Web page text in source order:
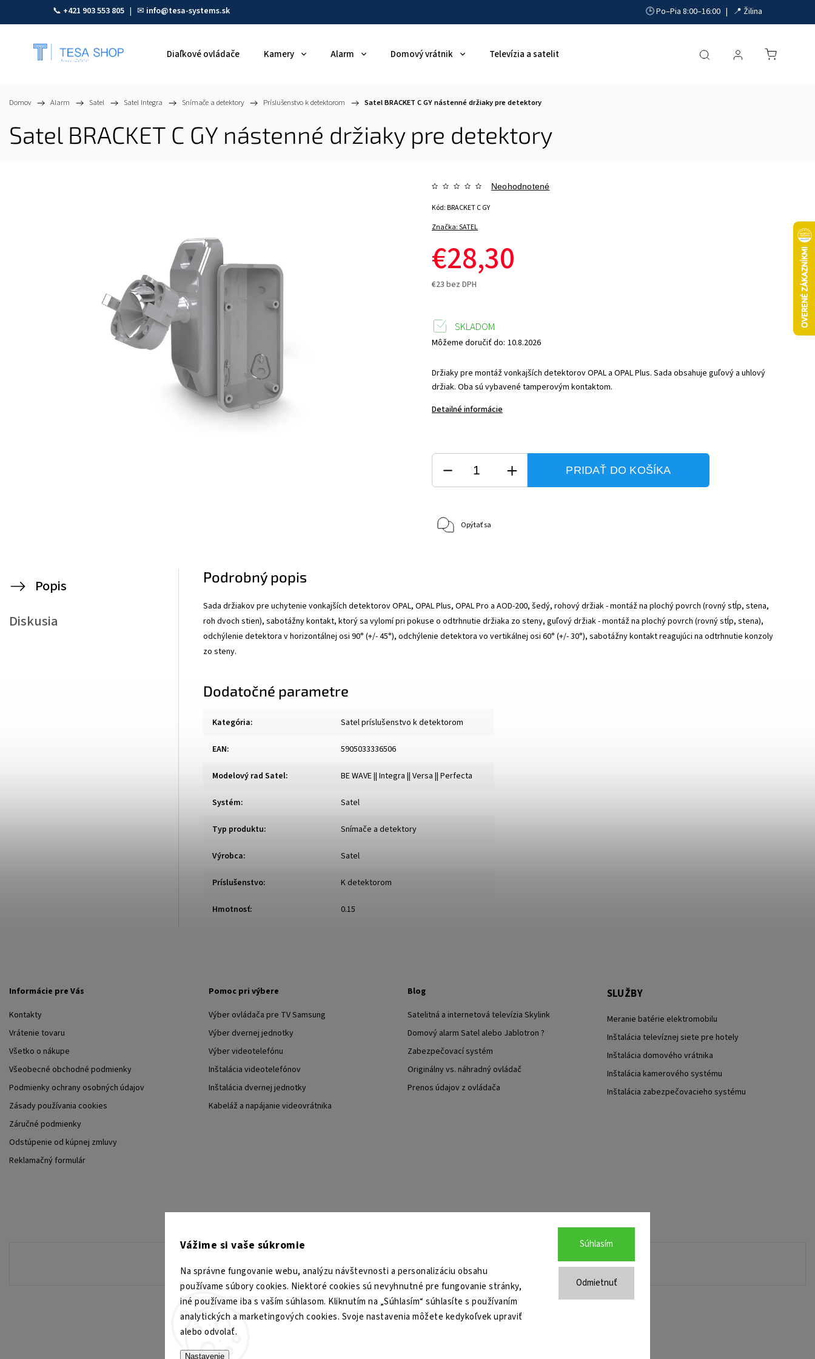
Vážime si vaše súkromie
Na správne fungovanie webu, analýzu návštevnosti a personalizáciu obsahu
používame súbory cookies. Niektoré cookies sú nevyhnutné pre fungovanie stránky,
iné používame iba s vaším súhlasom. Kliknutím na „Súhlasím“ súhlasíte s používaním
analytických a marketingových cookies. Svoje nastavenia môžete kedykoľvek upraviť
alebo odvolať.
Nastavenie
Odmietnuť
Súhlasím
📞 +421 903 553 805 | ✉ info@tesa-systems.sk 🕒 Po–Pia 8:00–16:00 | 📍 Žilina
Diaľkové ovládače Kamery Alarm Domový vrátnik Televízia a satelit Akumulátory, UPS a zdroje Parkovacie systémy
Domov / Alarm / Satel / Satel Integra / Snímače a detektory / Príslušenstvo k detektorom / Satel BRACKET C GY nástenné držiaky pre detektory
Satel BRACKET C GY nástenné držiaky pre detektory
Značka:SATEL
Neohodnotené
€28,30
€23 bez DPH
Kód:BRACKET C GY
Držiaky pre montáž vonkajších detektorov OPAL a OPAL Plus. Sada obsahuje guľový a uhlový
držiak. Oba sú vybavené tamperovým kontaktom.
Detailné informácie
SKLADOM
Môžeme doručiť do: 10.8.2026
PRIDAŤ DO KOŠÍKA
Opýtať sa
Popis
Diskusia
Podrobný popis
Sada držiakov pre uchytenie vonkajších detektorov OPAL, OPAL Plus, OPAL Pro a AOD-200, šedý, rohový držiak - montáž na plochý povrch (rovný stĺp, stena,
roh dvoch stien), sabotážny kontakt, ktorý sa vylomí pri pokuse o odtrhnutie držiaka zo steny, guľový držiak - montáž na plochý povrch (rovný stĺp, stena),
odchýlenie detektora v horizontálnej osi 90° (+/- 45°), odchýlenie detektora vo vertikálnej osi 60° (+/- 30°), sabotážny kontakt reagujúci na odtrhnutie konzoly
zo steny.
Dodatočné parametre
Kategória: Satel príslušenstvo k detektorom
EAN: 5905033336506
Modelový rad Satel: BE WAVE || Integra || Versa || Perfecta
Systém: Satel
Typ produktu: Snímače a detektory
Výrobca: Satel
Príslušenstvo: K detektorom
Hmotnosť: 0.15
Informácie pre Vás
Kontakty
Vrátenie tovaru
Všetko o nákupe
Všeobecné obchodné podmienky
Podmienky ochrany osobných údajov
Zásady používania cookies
Záručné podmienky
Odstúpenie od kúpnej zmluvy
Reklamačný formulár
Pomoc pri výbere
Výber ovládača pre TV Samsung
Výber dvernej jednotky
Výber videotelefónu
Inštalácia videotelefónov
Inštalácia dvernej jednotky
Kabeláž a napájanie videovrátnika
Blog
Satelitná a internetová televízia Skylink
Domový alarm Satel alebo Jablotron ?
Zabezpečovací systém
Originálny vs. náhradný ovládač
Prenos údajov z ovládača
SLUŽBY
Meranie batérie elektromobilu
Inštalácia televíznej siete pre hotely
Inštalácia domového vrátnika
Inštalácia kamerového systému
Inštalácia zabezpečovacieho systému